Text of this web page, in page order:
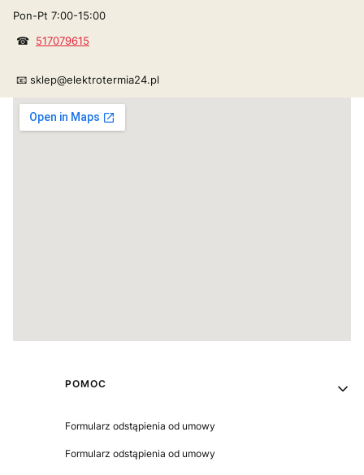
Pon-Pt 7:00-15:00
☎ 517079615
📧 sklep@elektrotermia24.pl
Linki w stopce
POMOC
Formularz odstąpienia od umowy
Formularz odstąpienia od umowy